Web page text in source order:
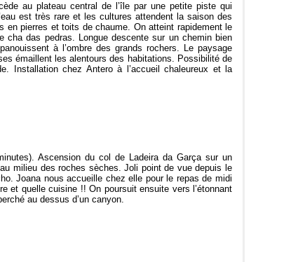
au plateau central de l’île par une petite piste qui
est très rare et les cultures attendent la saison des
pierres et toits de chaume. On atteint rapidement le
cha das pedras. Longue descente sur un chemin bien
à l’ombre des grands rochers. Le paysage
émaillent les alentours des habitations. Possibilité de
Installation chez Antero à l’accueil chaleureux et la
Ascension du col de Ladeira da Garça sur un
milieu des roches sèches. Joli point de vue depuis le
Joana nous accueille chez elle pour le repas de midi
et quelle cuisine !! On poursuit ensuite vers l’étonnant
au dessus d’un canyon.